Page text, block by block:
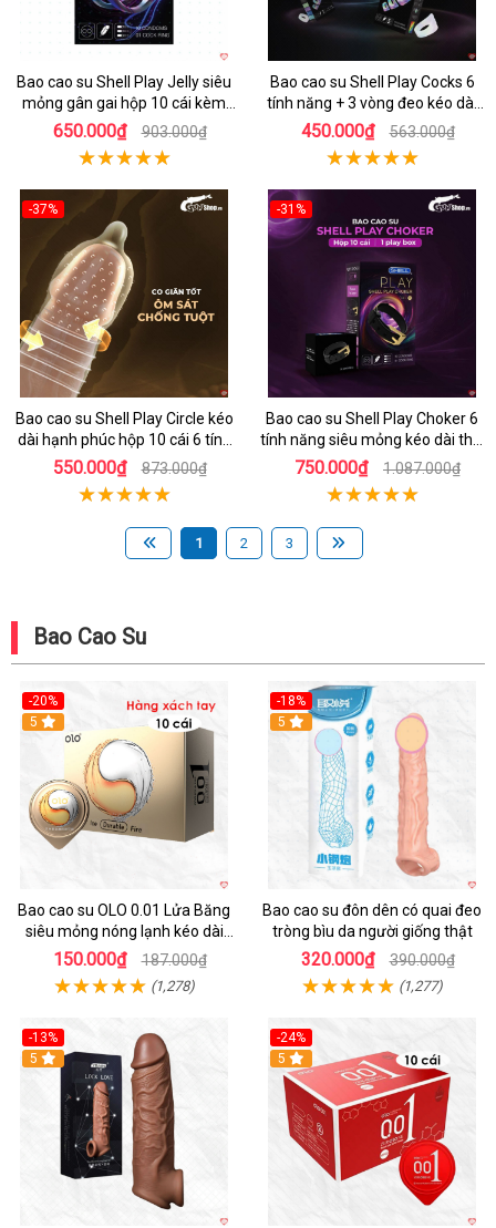
Bao cao su Shell Play Jelly siêu
mỏng gân gai hộp 10 cái kèm
vòng kéo dài
650.000₫ 903.000₫
Bao cao su Shell Play Cocks 6
tính năng + 3 vòng đeo kéo dài
cực bền
450.000₫ 563.000₫
-37%
Bao cao su Shell Play Circle kéo
dài hạnh phúc hộp 10 cái 6 tính
năng
550.000₫ 873.000₫
-31%
Hot
Bao cao su Shell Play Choker 6
tính năng siêu mỏng kéo dài thời
gian hộp 10
750.000₫ 1.087.000₫
1 2 3
Bao Cao Su
-20%
Hot
5
Bao cao su OLO 0.01 Lửa Băng
siêu mỏng nóng lạnh kéo dài
thời gian hộp 10
150.000₫ 187.000₫
(1,278)
-18%
5
Bao cao su đôn dên có quai đeo
tròng bìu da người giống thật
320.000₫ 390.000₫
(1,277)
-13%
5
-24%
Hot
5